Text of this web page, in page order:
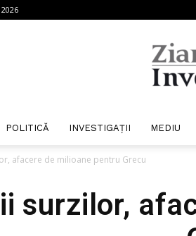
POLITICĂ INVESTIGAȚII MEDIU
afacere de milioane pentru Grecu
surzilor,